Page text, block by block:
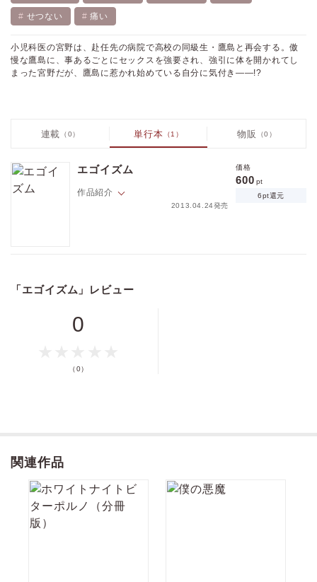
せつない 痛い
小児科医の宮野は、赴任先の病院で高校の同級生・鷹島と再会する。傲
慢な鷹島に、事あるごとにセックスを強要され、強引に体を開かれてし
まった宮野だが、鷹島に惹かれ始めている自分に気付き――!?
連載 （0） 単行本 （1） 物販 （0）
エゴイズム
作品紹介
2013.04.24発売
価格
600 pt
6pt還元
「エゴイズム」レビュー
0
（0）
関連作品
ログイン 会員登録